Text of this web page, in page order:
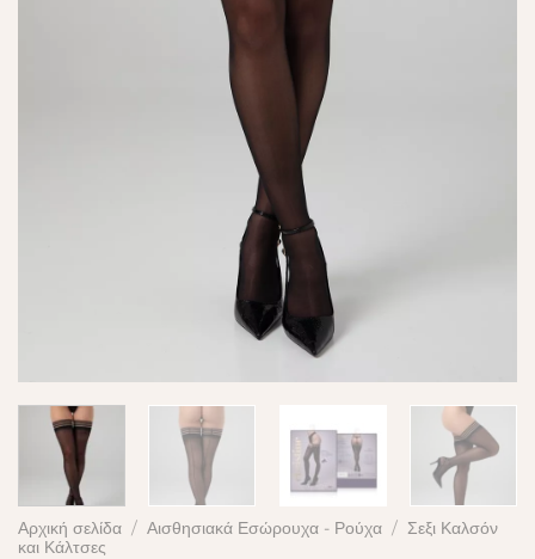
Αρχική σελίδα / Αισθησιακά Εσώρουχα - Ρούχα / Σεξι Καλσόν
και Κάλτσες